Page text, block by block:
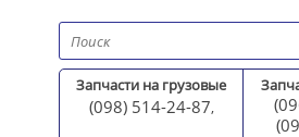
Запчасти на грузовые
(098) 514-24-87,